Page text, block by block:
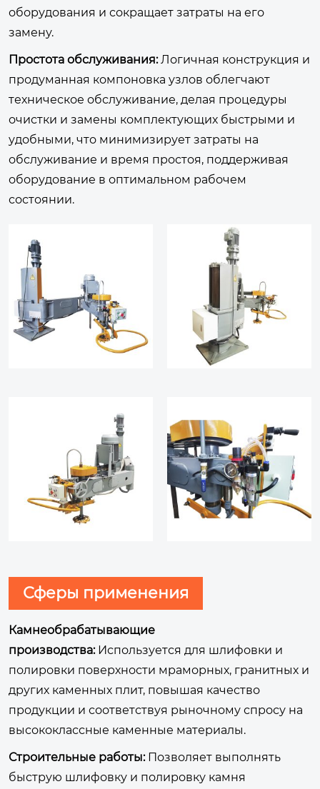
оборудования и сокращает затраты на его
замену.
Простота обслуживания:Логичная конструкция и
продуманная компоновка узлов облегчают
техническое обслуживание, делая процедуры
очистки и замены комплектующих быстрыми и
удобными, что минимизирует затраты на
обслуживание и время простоя, поддерживая
оборудование в оптимальном рабочем
состоянии.
Сферы применения
Камнеобрабатывающие
производства:Используется для шлифовки и
полировки поверхности мраморных, гранитных и
других каменных плит, повышая качество
продукции и соответствуя рыночному спросу на
высококлассные каменные материалы.
Строительные работы:Позволяет выполнять
быструю шлифовку и полировку камня